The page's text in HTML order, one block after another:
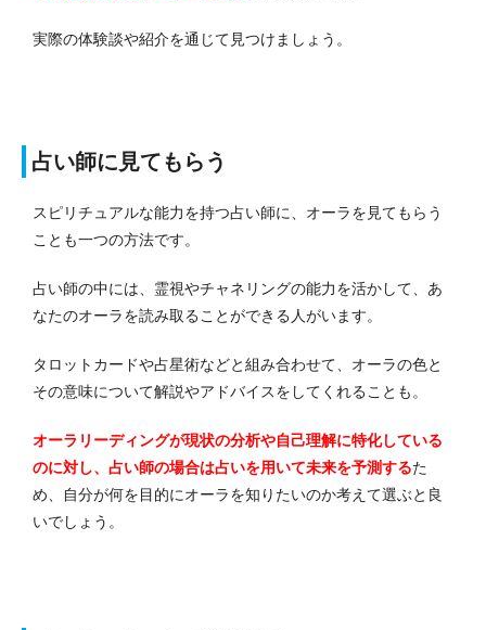
実際の体験談や紹介を通じて見つけましょう。
占い師に見てもらう
スピリチュアルな能力を持つ占い師に、オーラを見てもらう
ことも一つの方法です。
占い師の中には、霊視やチャネリングの能力を活かして、あ
なたのオーラを読み取ることができる人がいます。
タロットカードや占星術などと組み合わせて、オーラの色と
その意味について解説やアドバイスをしてくれることも。
オーラリーディングが現状の分析や自己理解に特化している
のに対し、占い師の場合は占いを用いて未来を予測するた
め、自分が何を目的にオーラを知りたいのか考えて選ぶと良
いでしょう。